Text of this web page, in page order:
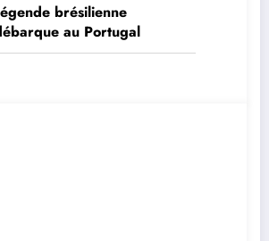
brésilienne
au Portugal